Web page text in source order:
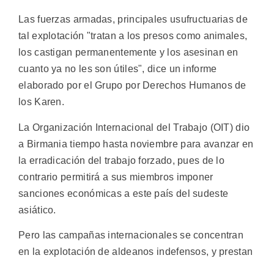
Las fuerzas armadas, principales usufructuarias de
tal explotación "tratan a los presos como animales,
los castigan permanentemente y los asesinan en
cuanto ya no les son útiles", dice un informe
elaborado por el Grupo por Derechos Humanos de
los Karen.
La Organización Internacional del Trabajo (OIT) dio
a Birmania tiempo hasta noviembre para avanzar en
la erradicación del trabajo forzado, pues de lo
contrario permitirá a sus miembros imponer
sanciones económicas a este país del sudeste
asiático.
Pero las campañas internacionales se concentran
en la explotación de aldeanos indefensos, y prestan